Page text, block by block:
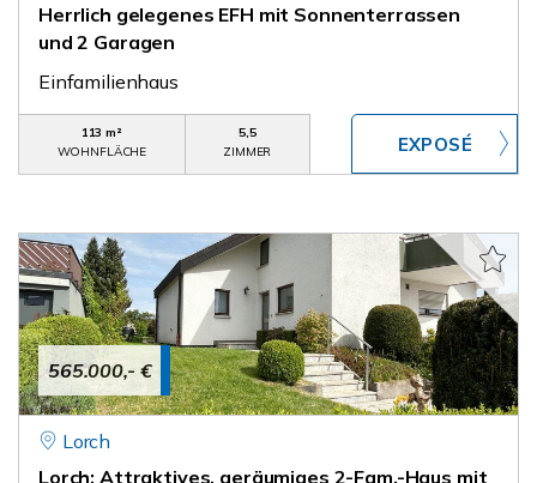
Herrlich gelegenes EFH mit Sonnenterrassen
und 2 Garagen
Einfamilienhaus
113 m²
WOHNFLÄCHE
5,5
ZIMMER
565.000,- €
Lorch
Lorch: Attraktives, geräumiges 2-Fam.-Haus mit